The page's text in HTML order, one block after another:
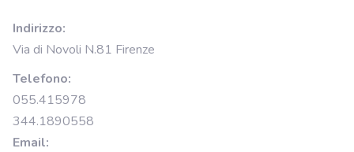
Indirizzo:
Via di Novoli N.81 Firenze
Telefono:
055.415978
344.1890558
Email: